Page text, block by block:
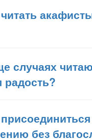
случаях
радость?
без